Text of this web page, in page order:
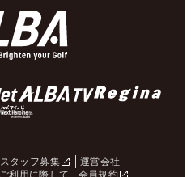
スタッフ募集
運営会社
ご利用に際して 会員規約